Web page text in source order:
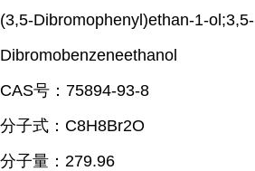
(3,5-Dibromophenyl)ethan-1-ol;3,5-
Dibromobenzeneethanol
CAS号：75894-93-8
分子式：C8H8Br2O
分子量：279.96